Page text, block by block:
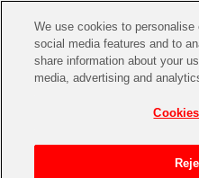
We use cookies to
social media features and to
share information about your
media, advertising and